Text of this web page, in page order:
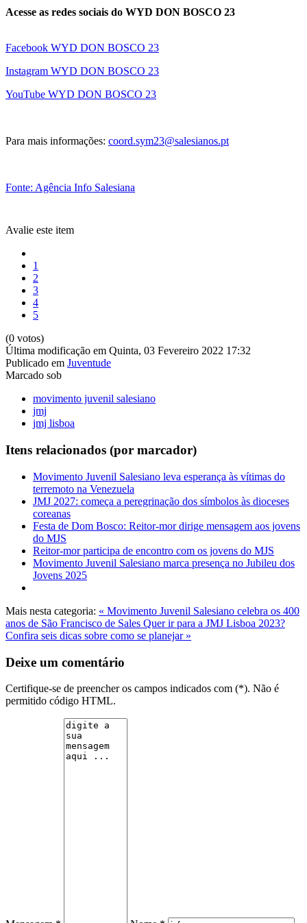
Acesse as redes sociais do WYD DON BOSCO 23
Facebook WYD DON BOSCO 23
Instagram WYD DON BOSCO 23
YouTube WYD DON BOSCO 23
Para mais informações: coord.sym23@salesianos.pt
Fonte: Agência Info Salesiana
Avalie este item
1
2
3
4
5
(0 votos)
Última modificação em Quinta, 03 Fevereiro 2022 17:32
Publicado em Juventude
Marcado sob
movimento juvenil salesiano
jmj
jmj lisboa
Itens relacionados (por marcador)
Movimento Juvenil Salesiano leva esperança às vítimas do
terremoto na Venezuela
JMJ 2027: começa a peregrinação dos símbolos às dioceses
coreanas
Festa de Dom Bosco: Reitor-mor dirige mensagem aos jovens
do MJS
Reitor-mor participa de encontro com os jovens do MJS
Movimento Juvenil Salesiano marca presença no Jubileu dos
Jovens 2025
Mais nesta categoria: « Movimento Juvenil Salesiano celebra os 400
anos de São Francisco de Sales Quer ir para a JMJ Lisboa 2023?
Confira seis dicas sobre como se planejar »
Deixe um comentário
Certifique-se de preencher os campos indicados com (*). Não é
permitido código HTML.